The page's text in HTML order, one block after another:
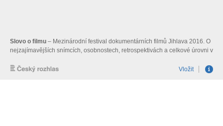
Slovo o filmu – Mezinárodní festival dokumentárních filmů Jihlava 2016. O
nejzajímavějších snímcích, osobnostech, retrospektivách a celkové úrovni v
Hendrich.
Vložit